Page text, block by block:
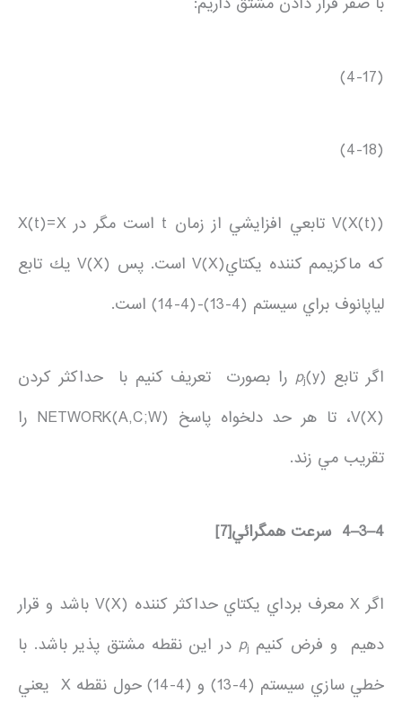
(4-17)
(4-18)
V(X(t)) تابعي افزايشي از زمان t است مگر در X(t)=X
كه ماكزيمم كننده يكتايV(X) است. پس V(X) يك تابع
لياپانوف براي سيستم (4-13)-(4-14) است.
اگر تابع pj
(y) را بصورت تعريف كنيم با حداكثر كردن
V(X)، تا هر حد دلخواه پاسخ NETWORK(A,C;W) را
تقريب مي زند.
4
–
3
–
4 سرعت همگرائي[7]
اگر X معرف برداي يكتاي حداكثر كننده V(X) باشد و قرار
دهيم و فرض كنيم pj
در اين نقطه مشتق پذير باشد. با
خطي سازي سيستم (4-13) و (4-14) حول نقطه X يعني